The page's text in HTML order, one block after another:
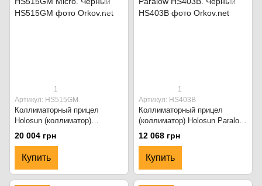
1
Артикул: HS515GM
Коллиматорный прицел
Holosun (коллиматор)
HS515GM Micro. Чёрный
20 004 грн
Купить
1
Артикул: HS403B
Коллиматорный прицел
(коллиматор) Holosun Paralow
HS403B. Чёрный
12 068 грн
Купить